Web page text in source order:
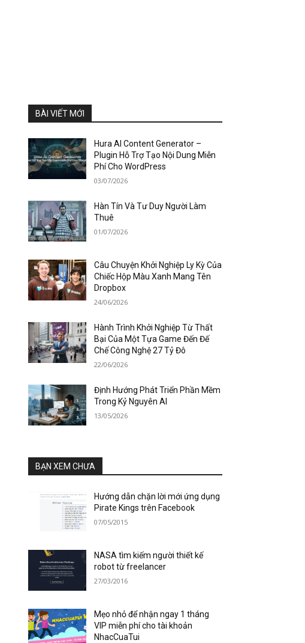
BÀI VIẾT MỚI
Hura AI Content Generator –
Plugin Hỗ Trợ Tạo Nội Dung Miễn
Phí Cho WordPress
03/07/2026
Hàn Tín Và Tư Duy Người Làm
Thuê
01/07/2026
Câu Chuyện Khởi Nghiệp Ly Kỳ Của
Chiếc Hộp Màu Xanh Mang Tên
Dropbox
24/06/2026
Hành Trình Khởi Nghiệp Từ Thất
Bại Của Một Tựa Game Đến Đế
Chế Công Nghệ 27 Tỷ Đô
22/06/2026
Định Hướng Phát Triển Phần Mềm
Trong Kỷ Nguyên AI
13/05/2026
BẠN XEM CHƯA
Hướng dẫn chặn lời mới ứng dụng
Pirate Kings trên Facebook
07/05/2015
NASA tìm kiếm người thiết kế
robot từ freelancer
27/03/2016
Mẹo nhỏ để nhận ngay 1 tháng
VIP miễn phí cho tài khoản
NhacCuaTui